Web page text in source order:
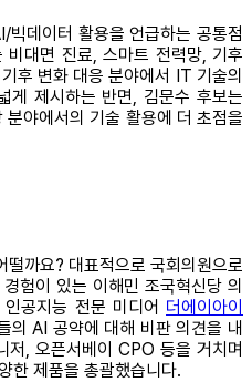
데이터 활용을 언급하는 공통점
비대면 진료, 스마트 전력망, 기후
후 변화 대응 분야에서 IT 기술의
게 제시하는 반면, 김문수 후보는
야에서의 기술 활용에 더 초점을
까요? 대표적으로 국회의원으로
험이 있는 이해민 조국혁신당 의
공지능 전문 미디어 더에이아이
의 AI 공약에 대해 비판 의견을 내
저, 오픈서베이 CPO 등을 거치며
한 제품을 총괄했습니다.